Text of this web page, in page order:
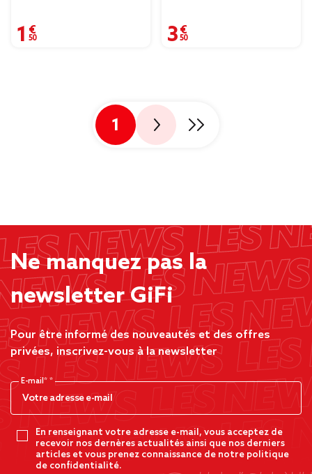
1,50 € 3,50 €
1
Ne manquez pas la
newsletter GiFi
Pour être informé des nouveautés et des offres
privées, inscrivez-vous à la newsletter
E-mail*
En renseignant votre adresse e-mail, vous acceptez de
recevoir nos dernères actualités ainsi que nos derniers
articles et vous prenez connaissance de notre politique
de confidentialité.